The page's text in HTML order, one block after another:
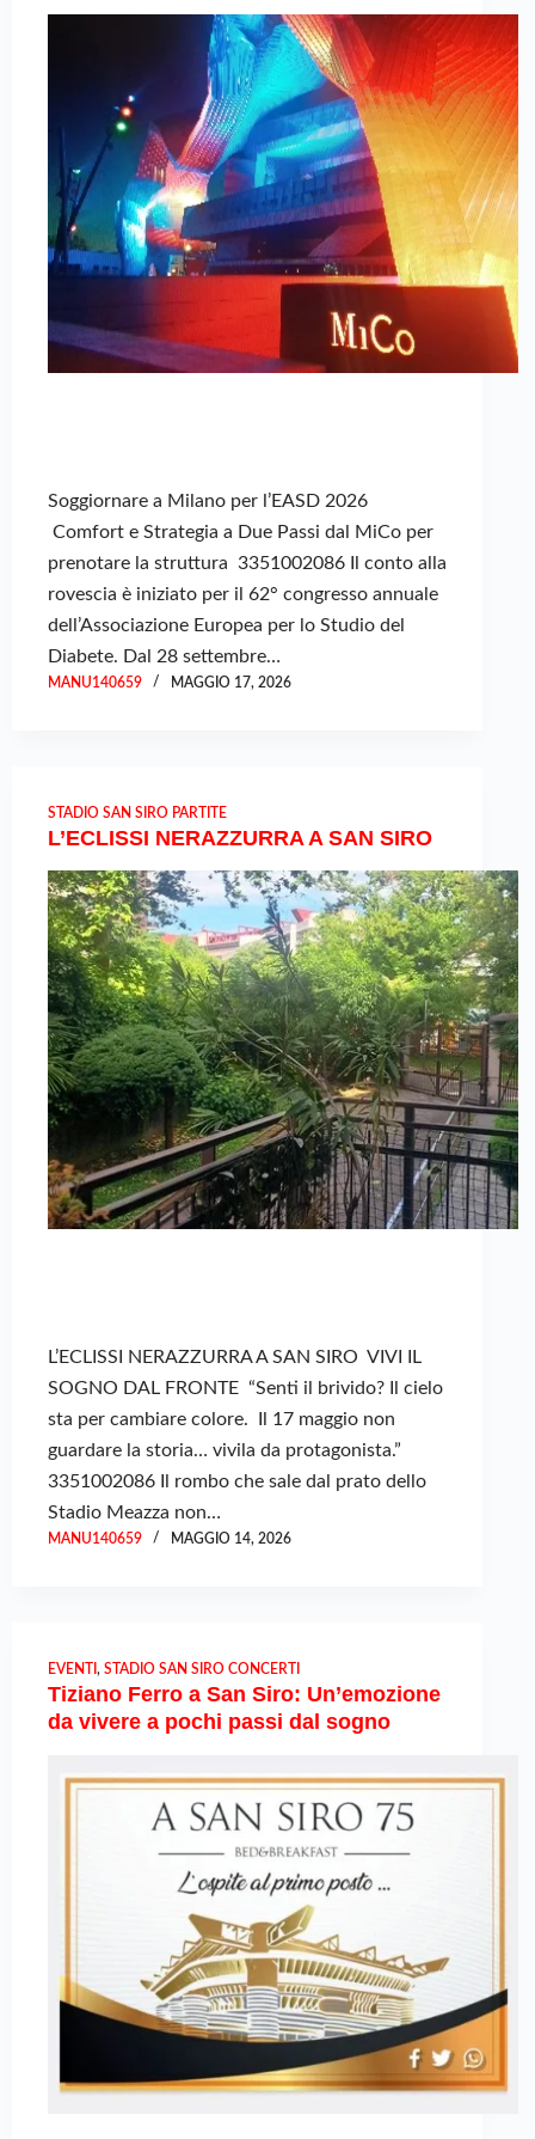
Soggiornare a Milano per l’EASD 2026
Comfort e Strategia a Due Passi dal MiCo per
prenotare la struttura 3351002086 Il conto alla
rovescia è iniziato per il 62° congresso annuale
dell’Associazione Europea per lo Studio del
Diabete. Dal 28 settembre…
MANU140659 MAGGIO 17, 2026
STADIO SAN SIRO PARTITE
L’ECLISSI NERAZZURRA A SAN SIRO
L’ECLISSI NERAZZURRA A SAN SIRO VIVI IL
SOGNO DAL FRONTE “Senti il brivido? Il cielo
sta per cambiare colore. Il 17 maggio non
guardare la storia… vivila da protagonista.”
3351002086 Il rombo che sale dal prato dello
Stadio Meazza non…
MANU140659 MAGGIO 14, 2026
EVENTI , STADIO SAN SIRO CONCERTI
Tiziano Ferro a San Siro: Un’emozione
da vivere a pochi passi dal sogno